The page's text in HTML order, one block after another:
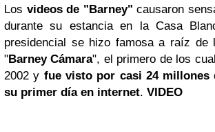
Los videos de "Barney"causaron
durante su estancia en la Casa
presidencial se hizo famosa a raíz de
"Barney Cámara", el primero de los
2002 y fue visto por casi 24 millones
su primer día en internet. VIDEO